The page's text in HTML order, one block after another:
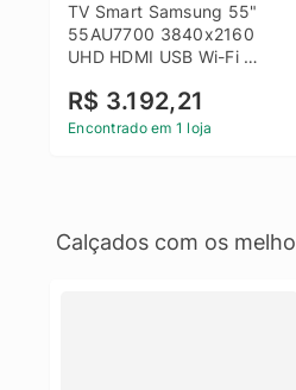
TV Smart Samsung 55"
55AU7700 3840x2160
UHD HDMI USB Wi-Fi
R$ 3.192,21
Encontrado em 1 loja
Calçados com os